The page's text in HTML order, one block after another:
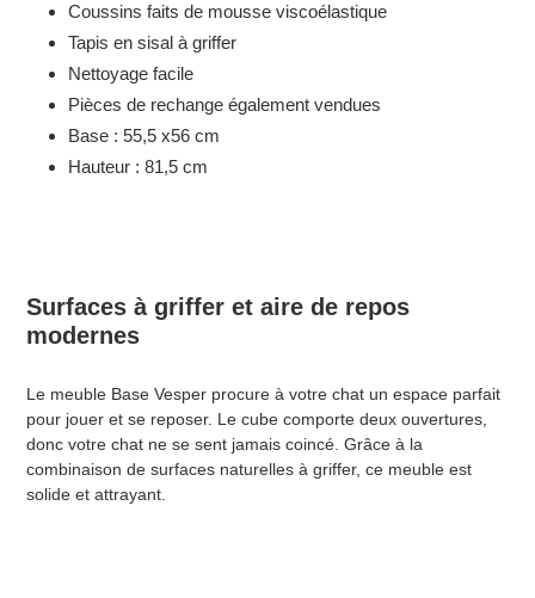
Coussins faits de mousse viscoélastique
Tapis en sisal à griffer
Nettoyage facile
Pièces de rechange également vendues
Base : 55,5 x56 cm
Hauteur : 81,5 cm
Surfaces à griffer et aire de repos
modernes
Le meuble Base Vesper procure à votre chat un espace parfait
pour jouer et se reposer. Le cube comporte deux ouvertures,
donc votre chat ne se sent jamais coincé. Grâce à la
combinaison de surfaces naturelles à griffer, ce meuble est
solide et attrayant.